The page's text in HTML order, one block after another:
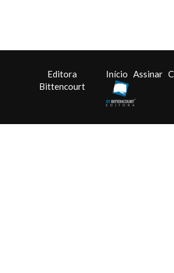
Editora
Bittencourt
Início Assinar